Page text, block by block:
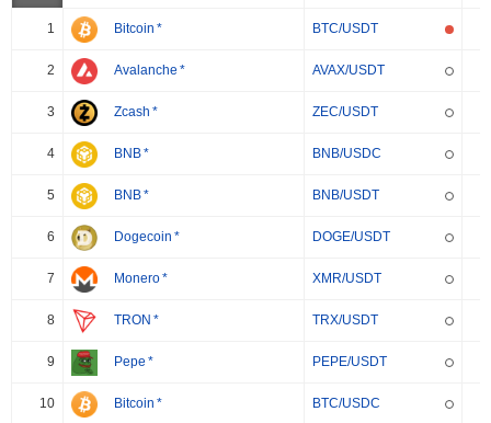
1 Bitcoin * BTC/USDT
2 Avalanche * AVAX/USDT
3 Zcash * ZEC/USDT
4 BNB* BNB/USDC
5 BNB* BNB/USDT
6 Dogecoin * DOGE/USDT
7 Monero* XMR/USDT
8 TRON * TRX/USDT
9 Pepe * PEPE/USDT
10 Bitcoin * BTC/USDC